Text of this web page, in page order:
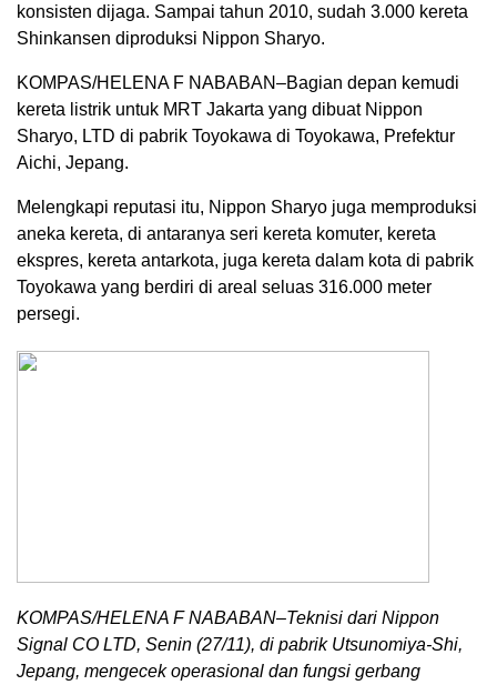
konsisten dijaga. Sampai tahun 2010, sudah 3.000 kereta
Shinkansen diproduksi Nippon Sharyo.
KOMPAS/HELENA F NABABAN–Bagian depan kemudi
kereta listrik untuk MRT Jakarta yang dibuat Nippon
Sharyo, LTD di pabrik Toyokawa di Toyokawa, Prefektur
Aichi, Jepang.
Melengkapi reputasi itu, Nippon Sharyo juga memproduksi
aneka kereta, di antaranya seri kereta komuter, kereta
ekspres, kereta antarkota, juga kereta dalam kota di pabrik
Toyokawa yang berdiri di areal seluas 316.000 meter
persegi.
KOMPAS/HELENA F NABABAN–Teknisi dari Nippon
Signal CO LTD, Senin (27/11), di pabrik Utsunomiya-Shi,
Jepang, mengecek operasional dan fungsi gerbang